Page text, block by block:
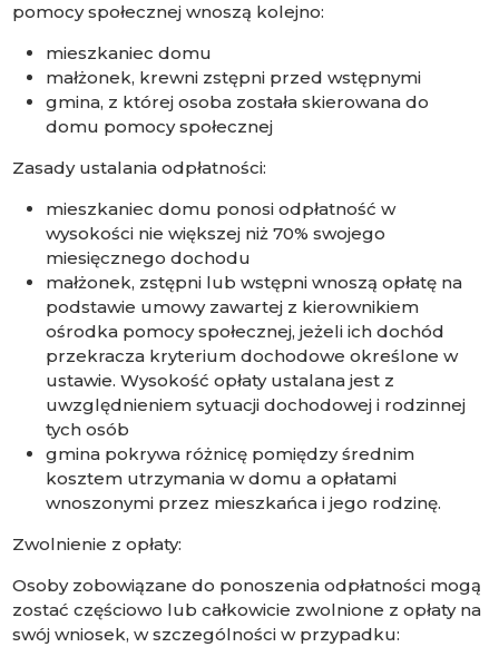
pomocy społecznej wnoszą kolejno:
mieszkaniec domu
małżonek, krewni zstępni przed wstępnymi
gmina, z której osoba została skierowana do
domu pomocy społecznej
Zasady ustalania odpłatności:
mieszkaniec domu ponosi odpłatność w
wysokości nie większej niż 70% swojego
miesięcznego dochodu
małżonek, zstępni lub wstępni wnoszą opłatę na
podstawie umowy zawartej z kierownikiem
ośrodka pomocy społecznej, jeżeli ich dochód
przekracza kryterium dochodowe określone w
ustawie. Wysokość opłaty ustalana jest z
uwzględnieniem sytuacji dochodowej i rodzinnej
tych osób
gmina pokrywa różnicę pomiędzy średnim
kosztem utrzymania w domu a opłatami
wnoszonymi przez mieszkańca i jego rodzinę.
Zwolnienie z opłaty:
Osoby zobowiązane do ponoszenia odpłatności mogą
zostać częściowo lub całkowicie zwolnione z opłaty na
swój wniosek, w szczególności w przypadku: